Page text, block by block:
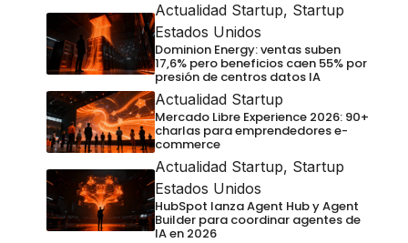
Actualidad Startup, Startup
Estados Unidos
Dominion Energy: ventas suben
17,6% pero beneficios caen 55% por
presión de centros datos IA
Actualidad Startup
Mercado Libre Experience 2026: 90+
charlas para emprendedores e-
commerce
Actualidad Startup, Startup
Estados Unidos
HubSpot lanza Agent Hub y Agent
Builder para coordinar agentes de
IA en 2026